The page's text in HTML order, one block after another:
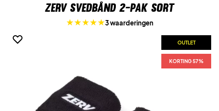
ZERV Svedbånd 2-pak Sort
3 waarderingen
OUTLET
KORTING 57%